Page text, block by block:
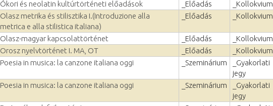
Ókori és neolatin kultúrtörténeti előadások _Előadás
_Kollokvium
Olasz metrika és stilisztika I.(Introduzione alla
metrica e alla stilistica italiana)
_Előadás _Kollokvium
Olasz-magyar kapcsolattörténet _Előadás
_Kollokvium
Orosz nyelvtörténet I. MA, OT _Előadás
_Kollokvium
Poesia in musica: la canzone italiana oggi _Szeminárium
_Gyakorlati
jegy
Poesia in musica: la canzone italiana oggi _Szeminárium
_Gyakorlati
jegy